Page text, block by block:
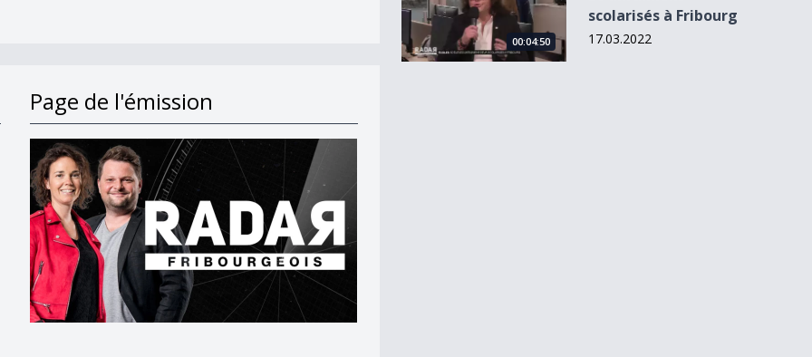
Page de l'émission
00:04:50
scolarisés à Fribourg
17.03.2022